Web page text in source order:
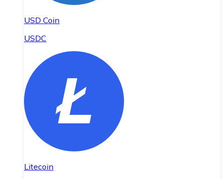
USD Coin
USDC
Litecoin